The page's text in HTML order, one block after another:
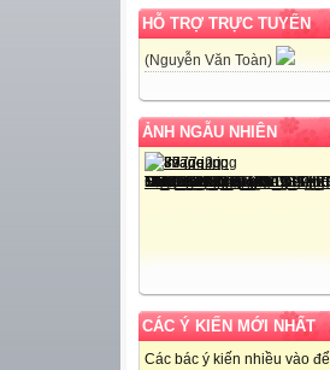
HỖ TRỢ TRỰC TUYẾN
(Nguyễn Văn Toàn)
ẢNH NGẪU NHIÊN
CÁC Ý KIẾN MỚI NHẤT
Các bác ý kiến nhiều vào để